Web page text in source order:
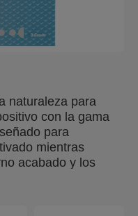
naturaleza para
con la gama
para
mientras
acabado y los
con tu próxima